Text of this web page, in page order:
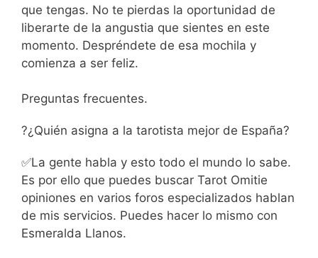
que tengas. No te pierdas la oportunidad de
liberarte de la angustia que sientes en este
momento. Despréndete de esa mochila y
comienza a ser feliz.
Preguntas frecuentes.
?¿Quién asigna a la tarotista mejor de España?
✅La gente habla y esto todo el mundo lo sabe.
Es por ello que puedes buscar Tarot Omitie
opiniones en varios foros especializados hablan
de mis servicios. Puedes hacer lo mismo con
Esmeralda Llanos.